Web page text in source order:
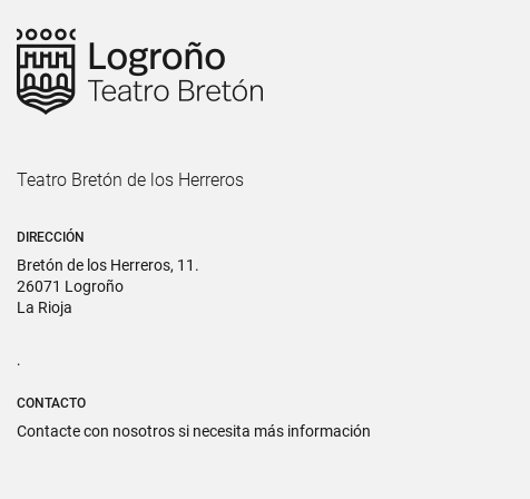
Teatro Bretón de los Herreros
DIRECCIÓN
Bretón de los Herreros, 11.
26071 Logroño
La Rioja
.
CONTACTO
Contacte con nosotros si necesita más información